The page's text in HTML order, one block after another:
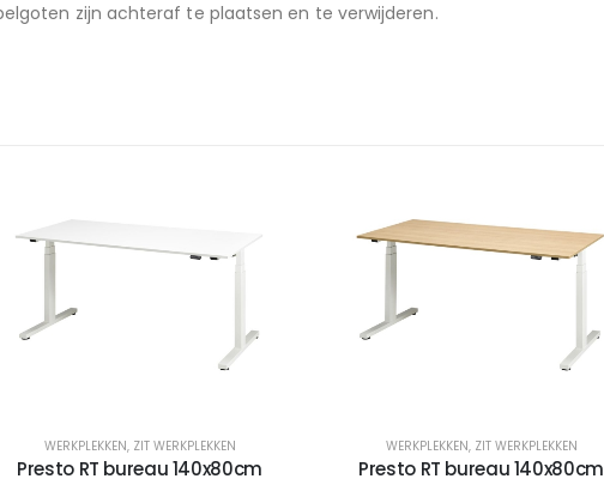
zijn achteraf te plaatsen en te verwijderen.
WERKPLEKKEN, ZIT WERKPLEKKEN
Presto RT bureau 140x80cm
WERKPLEKKEN, ZIT WERKPLEKKEN
Presto RT bureau 140x80cm